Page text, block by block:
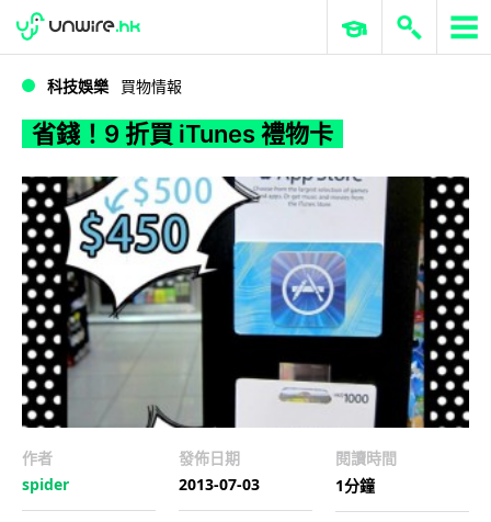
省錢！9 折買 iTunes 禮物卡
WWDC 2026 ERP 與商業 AI
科技娛樂 買物情報
省錢！9 折買 iTunes 禮物卡
作者
spider
發佈日期
2013-07-03
閱讀時間
1分鐘